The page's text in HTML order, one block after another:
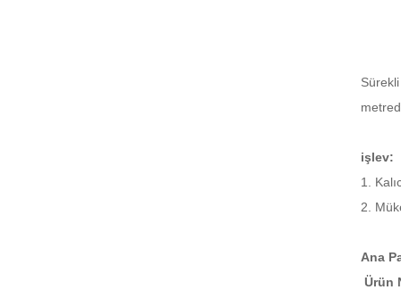
işlev:
1.
2.
Ana
Ürün